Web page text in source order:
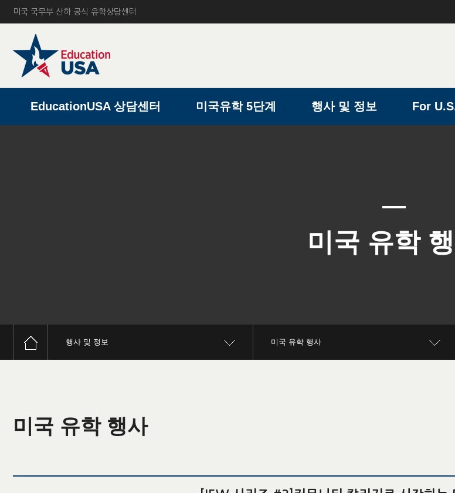
미국 국무부 산하 공식 유학상담센터
EducationUSA 상담센터 미국유학 5단계 행사 및 정보 For
미국 유학
행사 및 정보 미국 유학 행사
미국 유학 행사